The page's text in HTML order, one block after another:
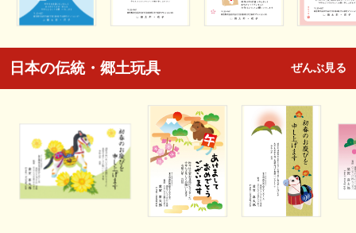
日本の伝統・郷土玩具 ぜんぶ見る